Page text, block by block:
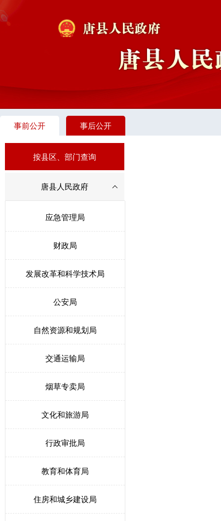
事前公开 事后公开
按县区、部门查询
唐县人民政府
应急管理局
财政局
发展改革和科学技术局
公安局
自然资源和规划局
交通运输局
烟草专卖局
文化和旅游局
行政审批局
教育和体育局
住房和城乡建设局